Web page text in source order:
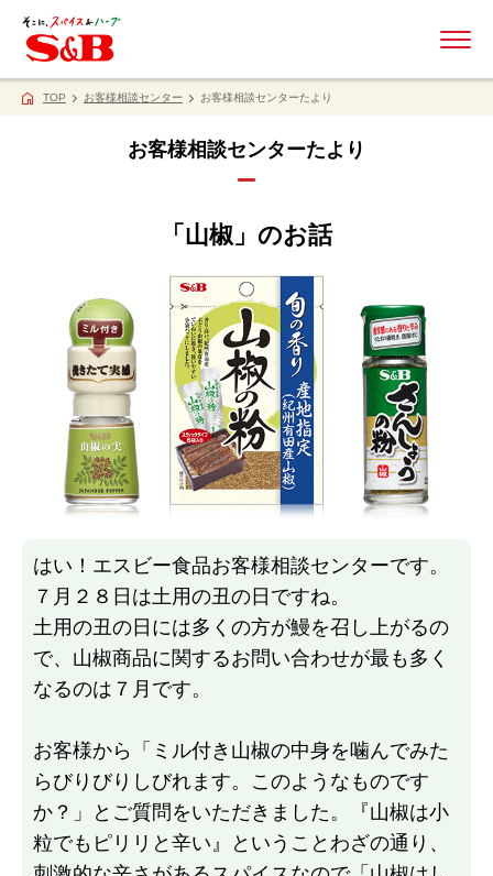
TOP お客様相談センター お客様相談センターたより
お客様相談センターたより
「山椒」のお話
はい！エスビー食品お客様相談センターです。
７月２８日は土用の丑の日ですね。
土用の丑の日には多くの方が鰻を召し上がるの
で、山椒商品に関するお問い合わせが最も多く
なるのは７月です。
お客様から「ミル付き山椒の中身を噛んでみた
らびりびりしびれます。このようなものです
か？」とご質問をいただきました。『山椒は小
粒でもピリリと辛い』ということわざの通り、